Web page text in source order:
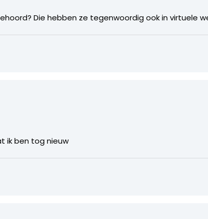
Die hebben ze tegenwoordig ook in virtuele
ik ben tog nieuw